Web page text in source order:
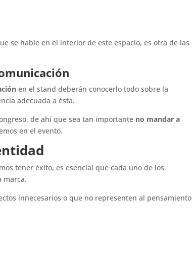
se hable en el interior de este espacio, es otra de las
en el stand deberán conocerlo todo sobre la
adecuada a ésta.
de ahí que sea tan importante no mandar a
en el evento.
tener éxito, es esencial que cada uno de los
marca.
innecesarios o que no representen al pensamiento